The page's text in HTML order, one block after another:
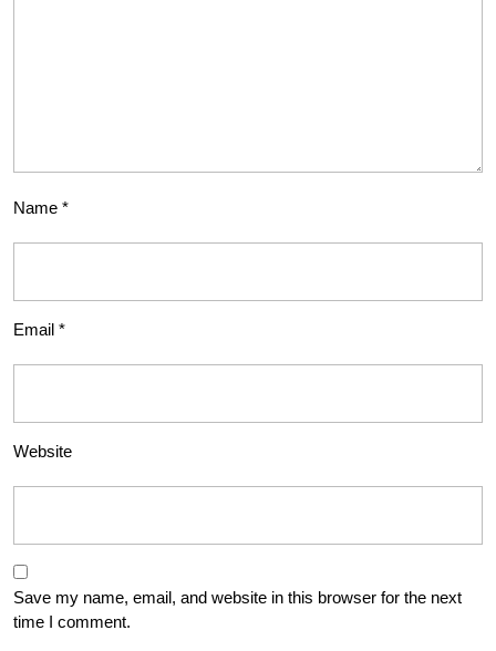
Name *
Email *
Website
Save my name, email, and website in this browser for the next
time I comment.